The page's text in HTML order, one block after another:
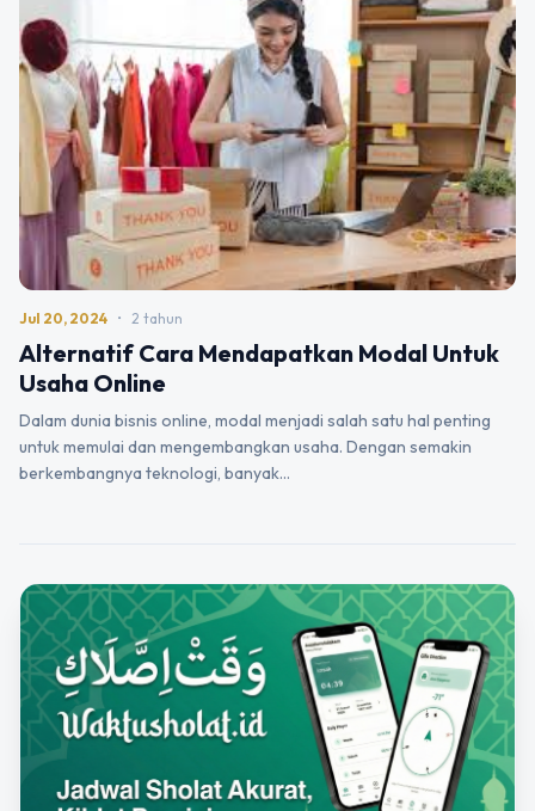
Jul 20, 2024 • 2 tahun
Alternatif Cara Mendapatkan Modal Untuk
Usaha Online
Dalam dunia bisnis online, modal menjadi salah satu hal penting
untuk memulai dan mengembangkan usaha. Dengan semakin
berkembangnya teknologi, banyak…